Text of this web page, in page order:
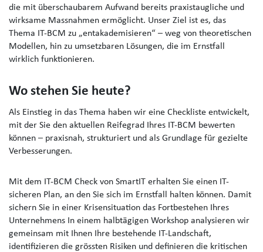
die mit überschaubarem Aufwand bereits praxistaugliche und
wirksame Massnahmen ermöglicht. Unser Ziel ist es, das
Thema IT-BCM zu „entakademisieren“ – weg von theoretischen
Modellen, hin zu umsetzbaren Lösungen, die im Ernstfall
wirklich funktionieren.
Wo stehen Sie heute?
Als Einstieg in das Thema haben wir eine Checkliste entwickelt,
mit der Sie den aktuellen Reifegrad Ihres IT-BCM bewerten
können – praxisnah, strukturiert und als Grundlage für gezielte
Verbesserungen.
Mit dem IT-BCM Check von SmartIT erhalten Sie einen IT-
sicheren Plan, an den Sie sich im Ernstfall halten können. Damit
sichern Sie in einer Krisensituation das Fortbestehen Ihres
Unternehmens In einem halbtägigen Workshop analysieren wir
gemeinsam mit Ihnen Ihre bestehende IT-Landschaft,
identifizieren die grössten Risiken und definieren die kritischen